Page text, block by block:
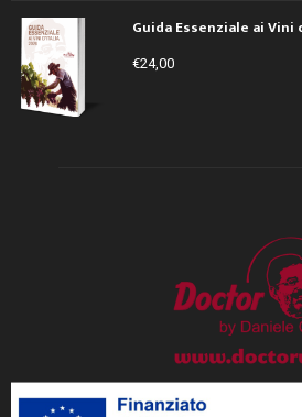
Guida Essenziale ai Vini
€24,00